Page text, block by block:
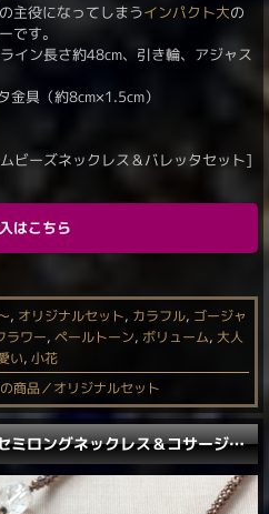
主役になってしまうインパクト大の
です。
イン長さ約48cm、引き輪、アジャス
金具（約8cm×1.5cm）
ビーズネックレス＆バレッタセット]
はこちら
, オリジナルセット, カラフル, ゴージャ
ラワー, ペールトーン, ボリューム, 大人
い, 小花
商品／オリジナルセット
w2079／ブロンズのキラキラセミロングネックレス＆コサージュセット